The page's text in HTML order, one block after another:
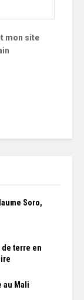
mon site
Soro,
de terre en
au Mali